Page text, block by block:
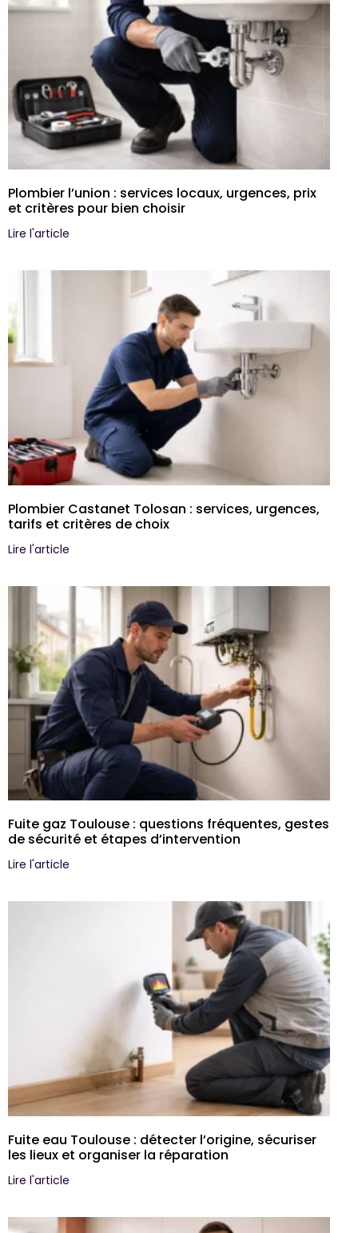
Plombier l’union : services locaux, urgences, prix
et critères pour bien choisir
Lire l'article
Plombier Castanet Tolosan : services, urgences,
tarifs et critères de choix
Lire l'article
Fuite gaz Toulouse : questions fréquentes, gestes
de sécurité et étapes d’intervention
Lire l'article
Fuite eau Toulouse : détecter l’origine, sécuriser
les lieux et organiser la réparation
Lire l'article